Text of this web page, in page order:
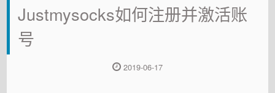
justmysocks官网
JustMySocks专题新手引导
Justmysocks如何注册并激活账
号
2019-06-17